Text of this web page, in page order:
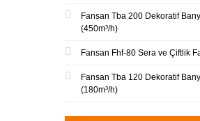
Fansan Tba 200 Dekoratif
(450m³/h)
Fansan Fhf-80 Sera ve Çiftlik
Fansan Tba 120 Dekoratif
(180m³/h)